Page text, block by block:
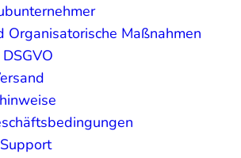
Organisatorische Maßnahmen